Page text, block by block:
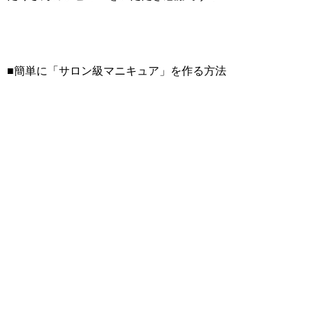
■簡単に「サロン級マニキュア」を作る方法